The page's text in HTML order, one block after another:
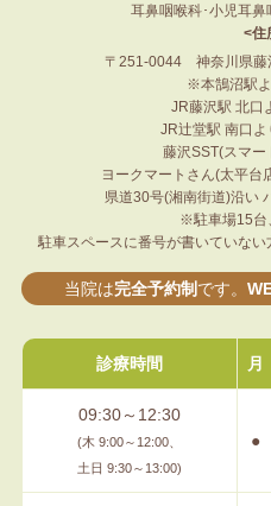
耳鼻咽喉科･小児耳
<住
〒251-0044 神奈川県藤
※本鵠沼駅
JR藤沢駅 北口
JR辻堂駅 南口
藤沢SST(スマー
ヨークマートさん(太平台
県道30号(湘南街道)沿い
※駐車場15台
駐車スペースに番号が書いていない
当院は完全予約制 です。
診療時間 月
09:30～12:30
(木 9:00～12:00、
土日 9:30～13:00)
●